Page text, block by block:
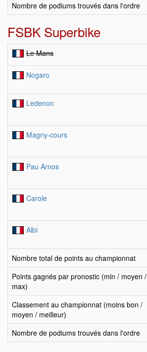
Nombre de podiums trouvés dans l'ordre
FSBK Superbike
Le Mans
Nogaro
Ledenon
Magny-cours
Pau Arnos
Carole
Albi
Nombre total de points au championnat
Points gagnés par pronostic (min / moyen /
max)
Classement au championnat (moins bon /
moyen / meilleur)
Nombre de podiums trouvés dans l'ordre